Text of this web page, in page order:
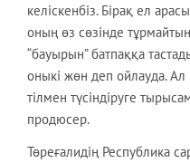
келіскенбіз. Бірақ ел
оның өз сөзінде
“бауырын” батпаққа
оныкі жөн деп ойлауда.
тілмен түсіндіруге
продюсер.
Төреғалидің Республика